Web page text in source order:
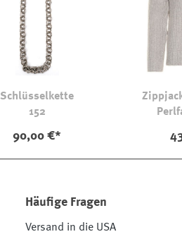
Schlüsselkette
152
90,00 €*
Häufige Fragen
Versand in die USA